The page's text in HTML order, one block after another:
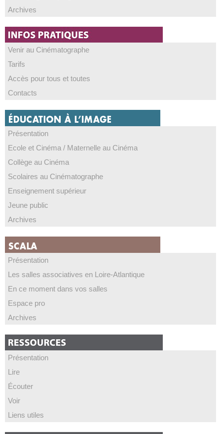
Archives
Venir au Cinématographe
Tarifs
Accès pour tous et toutes
Contacts
Présentation
Ecole et Cinéma / Maternelle au Cinéma
Collège au Cinéma
Scolaires au Cinématographe
Enseignement supérieur
Jeune public
Archives
Présentation
Les salles associatives en Loire-Atlantique
En ce moment dans vos salles
Espace pro
Archives
Présentation
Lire
Écouter
Voir
Liens utiles